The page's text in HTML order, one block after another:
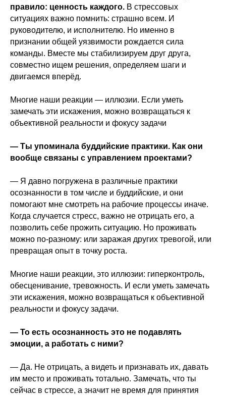
правило: ценность каждого. В стрессовых
ситуациях важно помнить: страшно всем. И
руководителю, и исполнителю. Но именно в
признании общей уязвимости рождается сила
команды. Вместе мы стабилизируем друг друга,
совместно ищем решения, определяем шаги и
двигаемся вперёд.
Многие наши реакции — иллюзии. Если уметь
замечать эти искажения, можно возвращаться к
объективной реальности и фокусу задачи
— Ты упоминала буддийские практики. Как они
вообще связаны с управлением проектами?
— Я давно погружена в различные практики
осознанности в том числе и буддийские, и они
помогают мне смотреть на рабочие процессы иначе.
Когда случается стресс, важно не отрицать его, а
позволить себе прожить ситуацию. Но проживать
можно по-разному: или заражая других тревогой, или
превращая опыт в точку роста.
Многие наши реакции, это иллюзии: гиперконтроль,
обесценивание, тревожность. И если уметь замечать
эти искажения, можно возвращаться к объективной
реальности и фокусу задачи.
— То есть осознанность это не подавлять
эмоции, а работать с ними?
— Да. Не отрицать, а видеть и признавать их, давать
им место и проживать тотально. Замечать, что ты
сейчас в стрессе, а значит не время для принятия